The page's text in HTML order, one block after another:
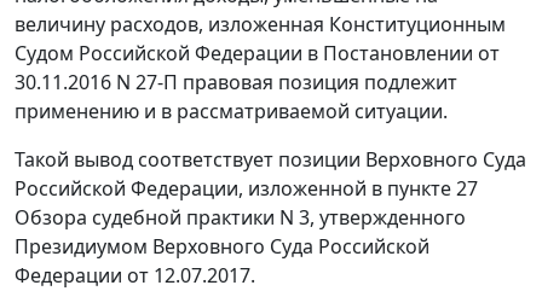
величину расходов, изложенная Конституционным
Судом Российской Федерации в Постановлении от
30.11.2016 N 27-П правовая позиция подлежит
применению и в рассматриваемой ситуации.
Такой вывод соответствует позиции Верховного Суда
Российской Федерации, изложенной в пункте 27
Обзора судебной практики N 3, утвержденного
Президиумом Верховного Суда Российской
Федерации от 12.07.2017.